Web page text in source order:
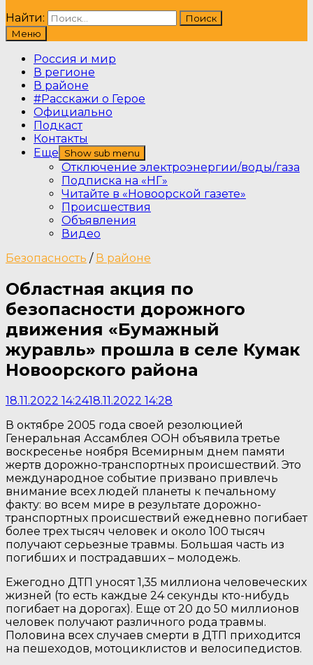
Найти:
Меню
Россия и мир
В регионе
В районе
#Расскажи о Герое
Официально
Подкаст
Контакты
Еще
Show sub menu
Отключение электроэнергии/воды/газа
Подписка на «НГ»
Читайте в «Новоорской газете»
Происшествия
Объявления
Видео
Безопасность / В районе
Областная акция по
безопасности дорожного
движения «Бумажный
журавль» прошла в селе Кумак
Новоорского района
18.11.2022 14:2418.11.2022 14:28
В октябре 2005 года своей резолюцией
Генеральная Ассамблея ООН объявила третье
воскресенье ноября Всемирным днем памяти
жертв дорожно-транспортных происшествий. Это
международное событие призвано привлечь
внимание всех людей планеты к печальному
факту: во всем мире в результате дорожно-
транспортных происшествий ежедневно погибает
более трех тысяч человек и около 100 тысяч
получают серьезные травмы. Большая часть из
погибших и пострадавших – молодежь.
Ежегодно ДТП уносят 1,35 миллиона человеческих
жизней (то есть каждые 24 секунды кто-нибудь
погибает на дорогах). Еще от 20 до 50 миллионов
человек получают различного рода травмы.
Половина всех случаев смерти в ДТП приходится
на пешеходов, мотоциклистов и велосипедистов.